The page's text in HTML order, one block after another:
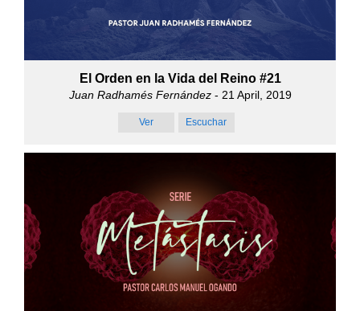
El Orden en la Vida del Reino #21
Juan Radhamés Fernández- 21 April, 2019
Ver Escuchar